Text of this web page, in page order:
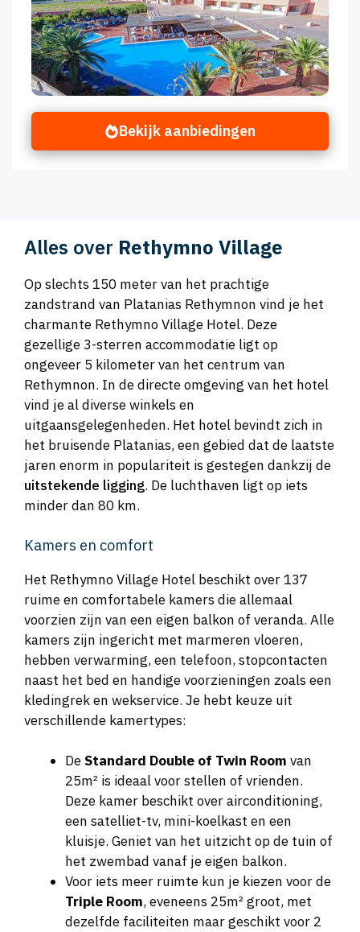
Bekijk aanbiedingen
Alles over Rethymno Village
Op slechts 150 meter van het prachtige
zandstrand van Platanias Rethymnon vind je het
charmante Rethymno Village Hotel. Deze
gezellige 3-sterren accommodatie ligt op
ongeveer 5 kilometer van het centrum van
Rethymnon. In de directe omgeving van het hotel
vind je al diverse winkels en
uitgaansgelegenheden. Het hotel bevindt zich in
het bruisende Platanias, een gebied dat de laatste
jaren enorm in populariteit is gestegen dankzij de
uitstekende ligging. De luchthaven ligt op iets
minder dan 80 km.
Kamers en comfort
Het Rethymno Village Hotel beschikt over 137
ruime en comfortabele kamers die allemaal
voorzien zijn van een eigen balkon of veranda. Alle
kamers zijn ingericht met marmeren vloeren,
hebben verwarming, een telefoon, stopcontacten
naast het bed en handige voorzieningen zoals een
kledingrek en wekservice. Je hebt keuze uit
verschillende kamertypes:
DeStandard Double of Twin Room van
25m² is ideaal voor stellen of vrienden.
Deze kamer beschikt over airconditioning,
een satelliet-tv, mini-koelkast en een
kluisje. Geniet van het uitzicht op de tuin of
het zwembad vanaf je eigen balkon.
Voor iets meer ruimte kun je kiezen voor de
Triple Room, eveneens 25m² groot, met
dezelfde faciliteiten maar geschikt voor 2